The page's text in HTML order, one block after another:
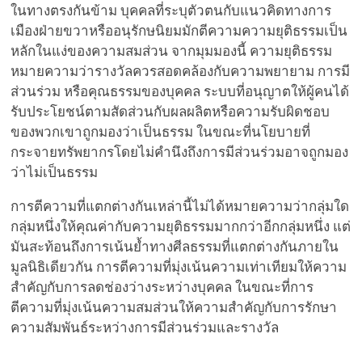
ในทางตรงกันข้าม บุคคลที่ระบุตัวตนกับแนวคิดทางการ
เมืองฝ่ายขวาหรืออนุรักษนิยมมักตีความความยุติธรรมเป็น
หลักในแง่ของความสมส่วน จากมุมมองนี้ ความยุติธรรม
หมายความว่ารางวัลควรสอดคล้องกับความพยายาม การมี
ส่วนร่วม หรือคุณธรรมของบุคคล ระบบที่อนุญาตให้ผู้คนได้
รับประโยชน์ตามสัดส่วนกับผลผลิตหรือความรับผิดชอบ
ของพวกเขาถูกมองว่าเป็นธรรม ในขณะที่นโยบายที่
กระจายทรัพยากรโดยไม่คำนึงถึงการมีส่วนร่วมอาจถูกมอง
ว่าไม่เป็นธรรม
การตีความที่แตกต่างกันเหล่านี้ไม่ได้หมายความว่ากลุ่มใด
กลุ่มหนึ่งให้คุณค่ากับความยุติธรรมมากกว่าอีกกลุ่มหนึ่ง แต่
มันสะท้อนถึงการเน้นย้ำทางศีลธรรมที่แตกต่างกันภายใน
มูลนิธิเดียวกัน การตีความที่มุ่งเน้นความเท่าเทียมให้ความ
สำคัญกับการลดช่องว่างระหว่างบุคคล ในขณะที่การ
ตีความที่มุ่งเน้นความสมส่วนให้ความสำคัญกับการรักษา
ความสัมพันธ์ระหว่างการมีส่วนร่วมและรางวัล